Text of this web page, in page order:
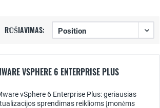
RŪŠIAVIMAS:
VSPHERE 6 ENTERPRISE PLUS
vSphere 6 Enterprise Plus: geriausias
sprendimas reiklioms įmonėms